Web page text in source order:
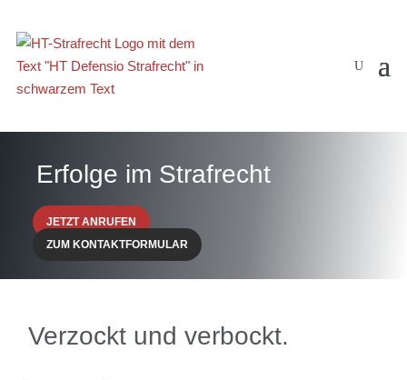
Erfolge im Strafrecht
JETZT ANRUFEN
ZUM KONTAKTFORMULAR
Verzockt und verbockt.